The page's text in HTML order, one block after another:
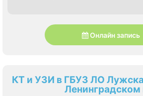
Онлайн запись
КТ и УЗИ в ГБУЗ ЛО
Ленинградском